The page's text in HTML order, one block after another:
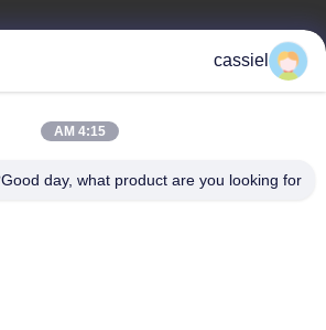
cassiel
4:15 AM
Good day, what product are you looking for?